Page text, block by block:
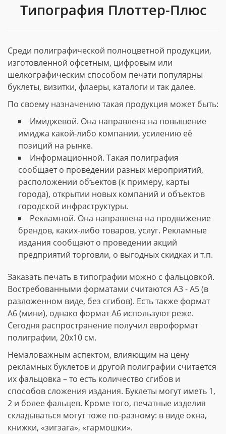
Типография Плоттер-Плюс
Среди полиграфической полноцветной продукции,
изготовленной офсетным, цифровым или
шелкографическим способом печати популярны
буклеты, визитки, флаеры, каталоги и так далее.
По своему назначению такая продукция может быть:
Имиджевой. Она направлена на повышение
имиджа какой-либо компании, усилению её
позиций на рынке.
Информационной. Такая полиграфия
сообщает о проведении разных мероприятий,
расположении объектов (к примеру, карты
города), открытии новых компаний и объектов
городской инфраструктуры.
Рекламной. Она направлена на продвижение
брендов, каких-либо товаров, услуг. Рекламные
издания сообщают о проведении акций
предприятий торговли, о выгодных скидках и т.п.
Заказать печать в типографии можно с фальцовкой.
Востребованными форматами считаются А3 - А5 (в
разложенном виде, без сгибов). Есть также формат
А6 (мини), однако формат А6 используют реже.
Сегодня распространение получил евроформат
полиграфии, 20х10 см.
Немаловажным аспектом, влияющим на цену
рекламных буклетов и другой полиграфии считается
их фальцовка – то есть количество сгибов и
способов сложения издания. Буклеты могут иметь 1,
2 и более фальцев. Кроме того, печатные изделия
складываться могут тоже по-разному: в виде окна,
книжки, «зигзага», «гармошки».